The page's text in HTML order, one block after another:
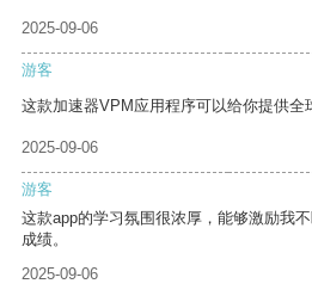
2025-09-06
游客
这款加速器VPM应用程序可以给你提供全
2025-09-06
游客
这款app的学习氛围很浓厚，能够激励我
成绩。
2025-09-06